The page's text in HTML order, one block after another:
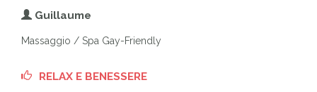
Guillaume
Massaggio / Spa Gay-Friendly
RELAX E BENESSERE